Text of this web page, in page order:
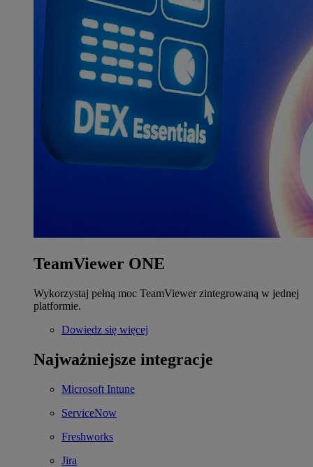
TeamViewer ONE
Wykorzystaj pełną moc TeamViewer zintegrowaną w jednej
platformie.
Dowiedz się więcej
Najważniejsze integracje
Microsoft Intune
ServiceNow
Freshworks
Jira